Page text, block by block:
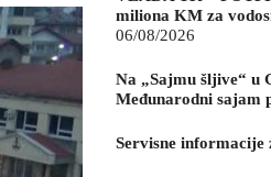
miliona KM za
06/08/2026
Na „Sajmu šljive“ u
Međunarodni sajam
Servisne informacije